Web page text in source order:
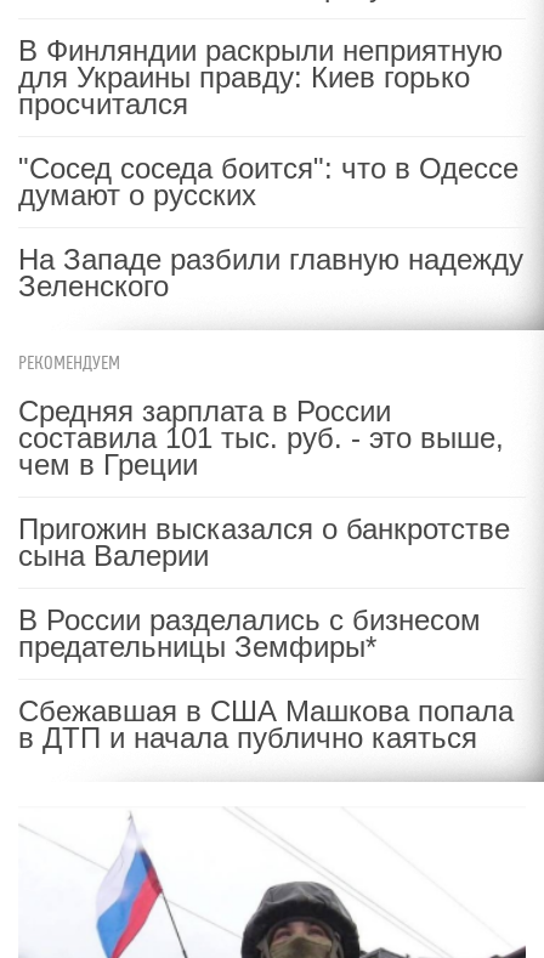
В Финляндии раскрыли неприятную
для Украины правду: Киев горько
просчитался
"Сосед соседа боится": что в Одессе
думают о русских
На Западе разбили главную надежду
Зеленского
РЕКОМЕНДУЕМ
Средняя зарплата в России
составила 101 тыс. руб. - это выше,
чем в Греции
Пригожин высказался о банкротстве
сына Валерии
В России разделались с бизнесом
предательницы Земфиры*
Сбежавшая в США Машкова попала
в ДТП и начала публично каяться